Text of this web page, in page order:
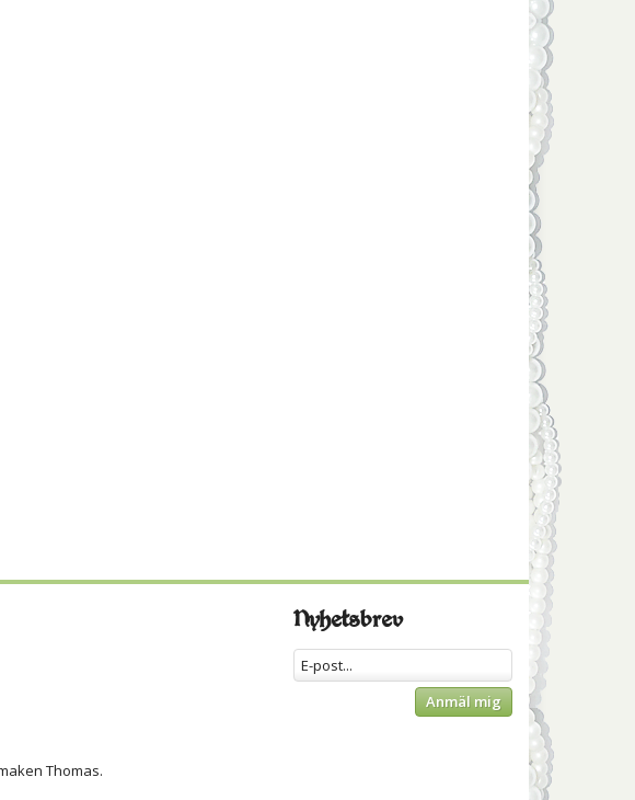
Nyhetsbrev
Anmäl mig
Thomas.